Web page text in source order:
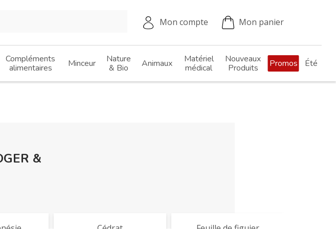
Mon compte Mon panier
Compléments
alimentaires
Minceur
Nature
& Bio
Animaux
Matériel
médical
Nouveaux
Produits
Promos Été
&